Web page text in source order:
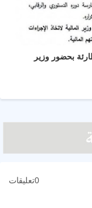
بحضور وزير
0تعليقات